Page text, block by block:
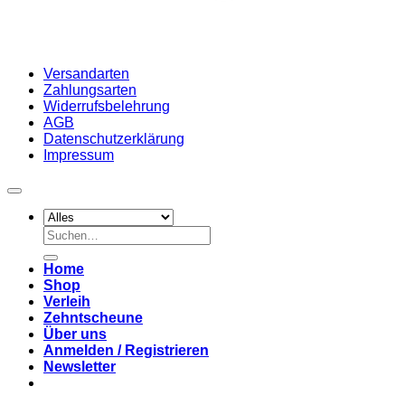
Versandarten
Zahlungsarten
Widerrufsbelehrung
AGB
Datenschutzerklärung
Impressum
Suchen
nach:
Home
Shop
Verleih
Zehntscheune
Über uns
Anmelden / Registrieren
Newsletter